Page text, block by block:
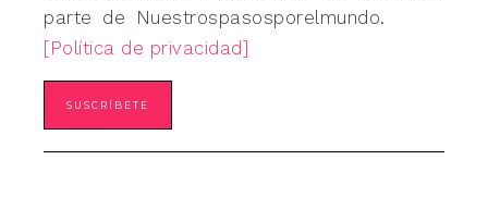
parte de Nuestrospasosporelmundo.
[Política de privacidad]